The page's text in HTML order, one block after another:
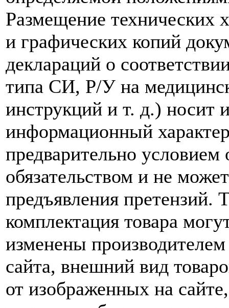
Размещение технических
и графических копий
деклараций о
типа СИ, Р/У на
инструкций и т. д.) носит
информационный
предварительно условием
обязательством и не
предъявления претензий.
комплектация товара
изменены производителем
сайта, внешний вид
от изображенных на